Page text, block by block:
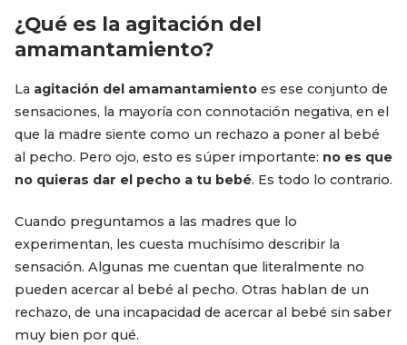
¿Qué es la agitación del
amamantamiento?
La agitación del amamantamiento es ese conjunto de
sensaciones, la mayoría con connotación negativa, en el
que la madre siente como un rechazo a poner al bebé
al pecho. Pero ojo, esto es súper importante: no es que
no quieras dar el pecho a tu bebé. Es todo lo contrario.
Cuando preguntamos a las madres que lo
experimentan, les cuesta muchísimo describir la
sensación. Algunas me cuentan que literalmente no
pueden acercar al bebé al pecho. Otras hablan de un
rechazo, de una incapacidad de acercar al bebé sin saber
muy bien por qué.